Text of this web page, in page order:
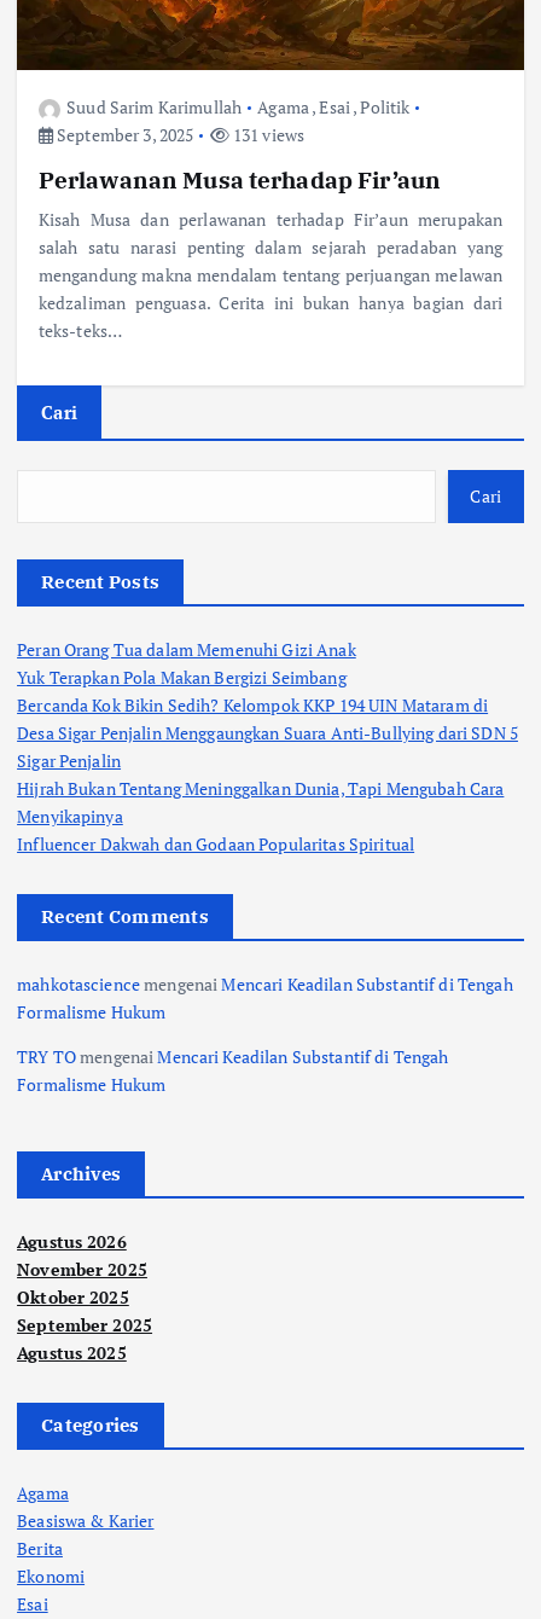
Suud Sarim Karimullah Agama,Esai,Politik
September 3, 2025
131 views
Perlawanan Musa terhadap Fir’aun
Kisah Musa dan perlawanan terhadap Fir’aun merupakan
salah satu narasi penting dalam sejarah peradaban yang
mengandung makna mendalam tentang perjuangan melawan
kedzaliman penguasa. Cerita ini bukan hanya bagian dari
teks-teks…
Cari
Cari
Recent Posts
Peran Orang Tua dalam Memenuhi Gizi Anak
Yuk Terapkan Pola Makan Bergizi Seimbang
Bercanda Kok Bikin Sedih? Kelompok KKP 194 UIN Mataram di
Desa Sigar Penjalin Menggaungkan Suara Anti-Bullying dari SDN 5
Sigar Penjalin
Hijrah Bukan Tentang Meninggalkan Dunia, Tapi Mengubah Cara
Menyikapinya
Influencer Dakwah dan Godaan Popularitas Spiritual
Recent Comments
mahkotasciencemengenaiMencari Keadilan Substantif di Tengah
Formalisme Hukum
TRY TOmengenaiMencari Keadilan Substantif di Tengah
Formalisme Hukum
Archives
Agustus 2026
November 2025
Oktober 2025
September 2025
Agustus 2025
Categories
Agama
Beasiswa & Karier
Berita
Ekonomi
Esai